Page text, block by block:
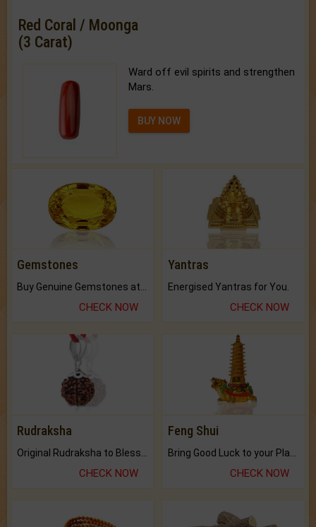
Red Coral / Moonga
(3 Carat)
Ward off evil spirits and strengthen
Mars.
BUY NOW
Gemstones
Buy Genuine Gemstones at Best Prices.
CHECK NOW
Yantras
Energised Yantras for You.
CHECK NOW
Rudraksha
CHECK NOW
Feng Shui
CHECK NOW